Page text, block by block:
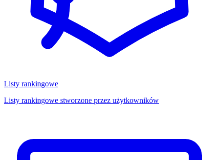
Listy rankingowe
Listy rankingowe stworzone przez użytkowników